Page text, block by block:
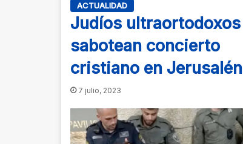
ACTUALIDAD
Judíos ultraortodoxos
sabotean concierto
cristiano en Jerusalén
7 julio, 2023